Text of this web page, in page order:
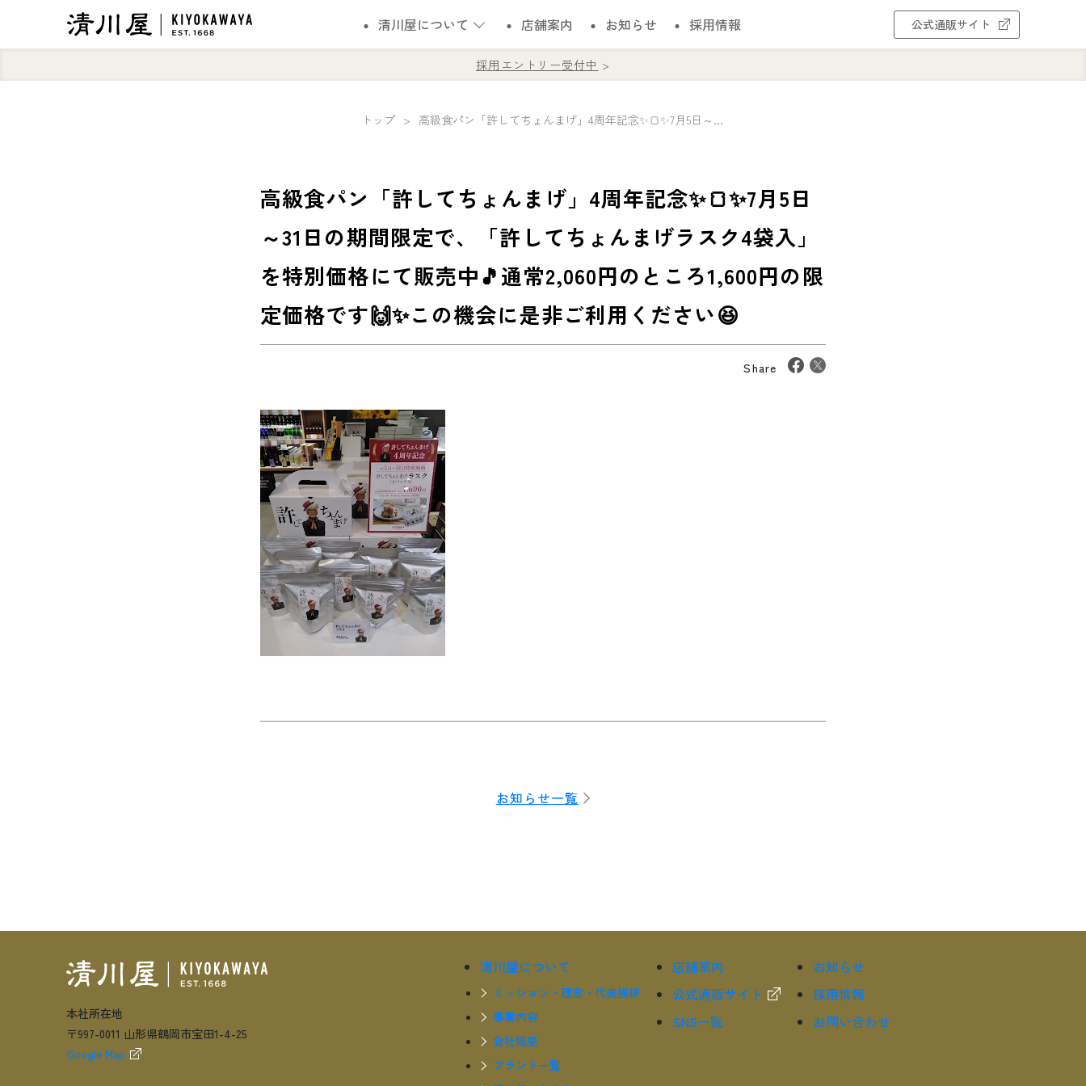
清川屋について 店舗案内 お知らせ 採用情報 公式通販サイト
採用エントリー受付中
トップ 高級食パン「許してちょんまげ」4周年記念✨🍞✨7月5日～31日の期間限定で、「許してちょんまげラスク4袋入」を特別価格にて販売中🎵通常2,060円のところ1,600円の限定価格です🙌✨この機会に是非ご利用ください😆
高級食パン「許してちょんまげ」4周年記念✨🍞✨7月5日
～31日の期間限定で、「許してちょんまげラスク4袋入」
を特別価格にて販売中🎵通常2,060円のところ1,600円の限
定価格です🙌✨この機会に是非ご利用ください😆
Share
お知らせ一覧
本社所在地
〒997-0011 山形県鶴岡市宝田1-4-25
Google Map
清川屋について
ミッション・理念・代表挨拶
事業内容
会社概要
ブランド一覧
店舗案内
公式通販サイト
SNS一覧
お知らせ
採用情報
お問い合わせ